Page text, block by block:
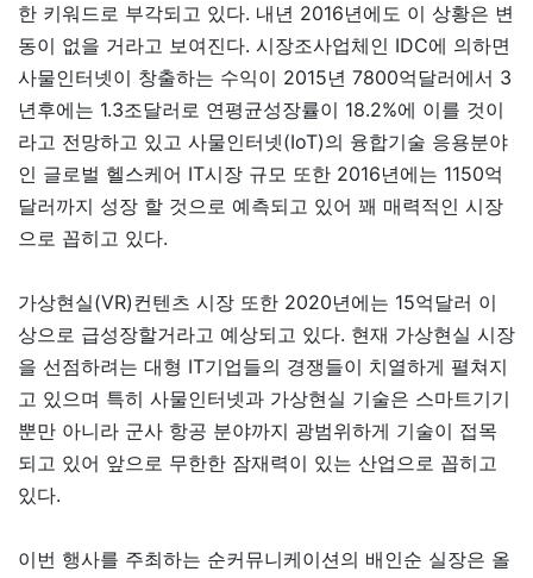
한 키워드로 부각되고 있다. 내년 2016년에도 이 상황은 변
동이 없을 거라고 보여진다. 시장조사업체인 IDC에 의하면
사물인터넷이 창출하는 수익이 2015년 7800억달러에서 3
년후에는 1.3조달러로 연평균성장률이 18.2%에 이를 것이
라고 전망하고 있고 사물인터넷(IoT)의 융합기술 응용분야
인 글로벌 헬스케어 IT시장 규모 또한 2016년에는 1150억
달러까지 성장 할 것으로 예측되고 있어 꽤 매력적인 시장
으로 꼽히고 있다.
가상현실(VR)컨텐츠 시장 또한 2020년에는 15억달러 이
상으로 급성장할거라고 예상되고 있다. 현재 가상현실 시장
을 선점하려는 대형 IT기업들의 경쟁들이 치열하게 펼쳐지
고 있으며 특히 사물인터넷과 가상현실 기술은 스마트기기
뿐만 아니라 군사 항공 분야까지 광범위하게 기술이 접목
되고 있어 앞으로 무한한 잠재력이 있는 산업으로 꼽히고
있다.
이번 행사를 주최하는 순커뮤니케이션의 배인순 실장은 올